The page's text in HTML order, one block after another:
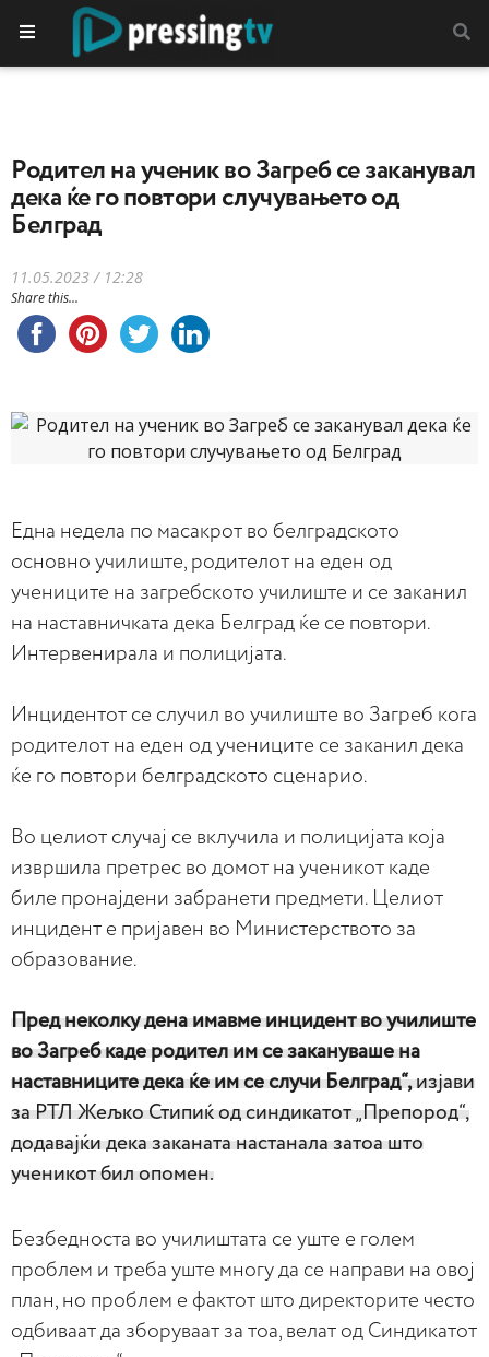
Родител на ученик во Загреб се заканувал
дека ќе го повтори случувањето од
Белград
11.05.2023 / 12:28
Share this...
Една недела по масакрот во белградското
основно училиште, родителот на еден од
учениците на загребското училиште и се заканил
на наставничката дека Белград ќе се повтори.
Интервенирала и полицијата.
Инцидентот се случил во училиште во Загреб кога
родителот на еден од учениците се заканил дека
ќе го повтори белградското сценарио.
Во целиот случај се вклучила и полицијата која
извршила претрес во домот на ученикот каде
биле пронајдени забранети предмети. Целиот
инцидент е пријавен во Министерството за
образование.
Пред неколку дена имавме инцидент во училиште
во Загреб каде родител им се закануваше на
наставниците дека ќе им се случи Белград“,изјави
за РТЛ Жељко Стипиќ од синдикатот „Препород“,
додавајќи дека заканата настанала затоа што
ученикот бил опомен.
Безбедноста во училиштата се уште е голем
проблем и треба уште многу да се направи на овој
план, но проблем е фактот што директорите често
одбиваат да зборуваат за тоа, велат од Синдикатот